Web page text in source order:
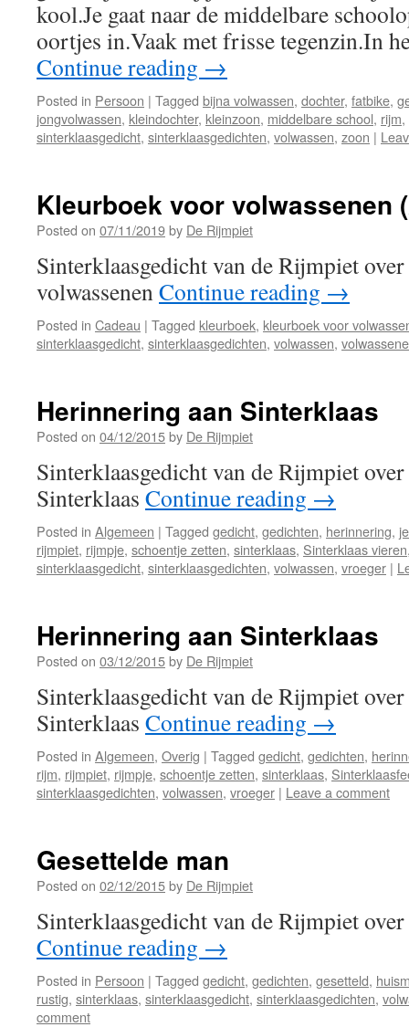
kool.Je gaat naar de middelbare
oortjes in.Vaak met frisse tegenzin.In
Continue reading →
Posted in Persoon | Tagged bijna volwassen, dochter, fatbike,
jongvolwassen, kleindochter, kleinzoon, middelbare school, rijm,
sinterklaasgedicht, sinterklaasgedichten, volwassen, zoon |
Kleurboek voor volwassenen
Posted on 07/11/2019by De Rijmpiet
Sinterklaasgedicht van de Rijmpiet
volwassenenContinue reading →
Posted in Cadeau | Tagged kleurboek, kleurboek voor
sinterklaasgedicht, sinterklaasgedichten, volwassen, volwassene
Herinnering aan Sinterklaas
Posted on 04/12/2015by De Rijmpiet
Sinterklaasgedicht van de Rijmpiet
Sinterklaas Continue reading →
Posted in Algemeen | Tagged gedicht, gedichten, herinnering,
rijmpiet, rijmpje, schoentje zetten, sinterklaas, Sinterklaas vieren
sinterklaasgedicht, sinterklaasgedichten, volwassen, vroeger |
Herinnering aan Sinterklaas
Posted on 03/12/2015by De Rijmpiet
Sinterklaasgedicht van de Rijmpiet
Sinterklaas Continue reading →
Posted in Algemeen, Overig | Tagged gedicht, gedichten,
rijm, rijmpiet, rijmpje, schoentje zetten, sinterklaas,
sinterklaasgedichten, volwassen, vroeger | Leave a comment
Gesettelde man
Posted on 02/12/2015by De Rijmpiet
Sinterklaasgedicht van de Rijmpiet over
Continue reading →
Posted in Persoon | Tagged gedicht, gedichten, gesetteld,
rustig, sinterklaas, sinterklaasgedicht, sinterklaasgedichten,
comment